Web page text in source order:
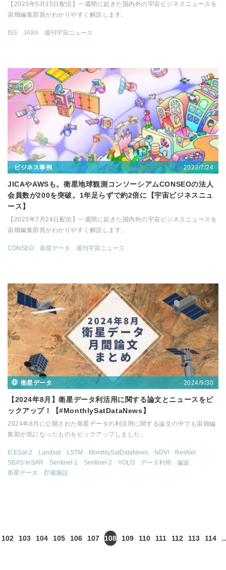
【2023年5月15日配信】一週間に起きた国内外の宇宙ビジネスニュースを
宙畑編集部員がわかりやすく解説します。
ISS JAXA 週刊宇宙ニュース
ビジネス事例 2023/7/24
JICAやAWSも。衛星地球観測コンソーシアムCONSEOの法人
会員数が200を突破。1年足らずで約2倍に【宇宙ビジネスニュ
ース】
【2023年7月24日配信】一週間に起きた国内外の宇宙ビジネスニュースを
宙畑編集部員がわかりやすく解説します。
CONSEO 衛星データ 週刊宇宙ニュース
衛星データ 2024/9/30
【2024年8月】衛星データ利活用に関する論文とニュースをピ
ックアップ！【#MonthlySatDataNews】
2024年8月に公開された衛星データの利活用に関する論文の中でも宙畑編
集部が気になったものをピックアップしました。
ICESat-2 Landsat LSTM MonthlySatDataNews NDVI
ResNet
SBAS-InSAR
Sentinel-1 Sentinel-2 YOLO データ利用
偏波
衛星データ
貯蔵施設
102 103 104 105 106 107 108 109 110 111 112 113 114